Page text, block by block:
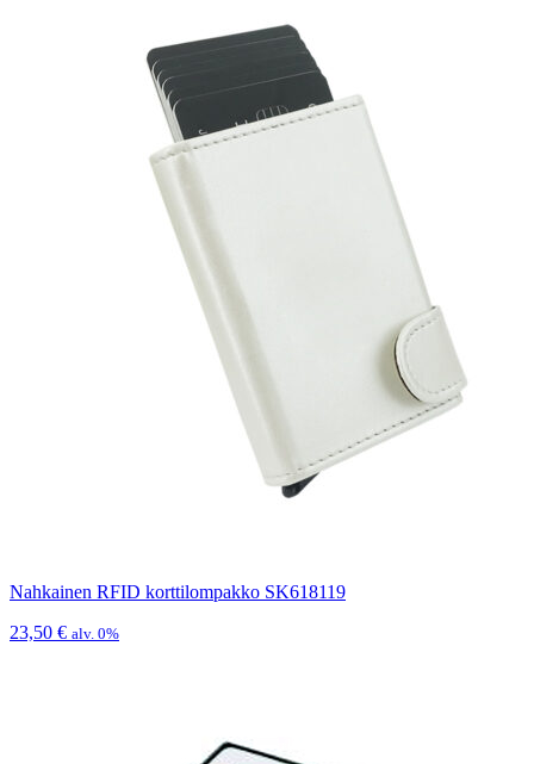
Nahkainen RFID korttilompakko SK618119
23,50 € alv. 0%